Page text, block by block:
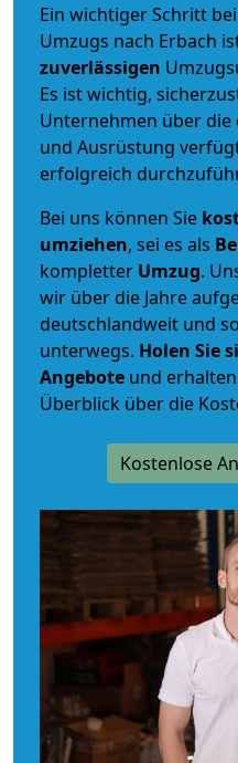
Ein wichtiger Schritt
Umzugs nach Erbach
zuverlässigen
Es ist wichtig,
Unternehmen über
und Ausrüstung
erfolgreich
Bei uns können Sie
umziehen, sei es als
kompletter Umzug.
wir über die Jahre
deutschlandweit und
unterwegs. Holen Sie
Angebote und
Überblick über die
Kostenlose